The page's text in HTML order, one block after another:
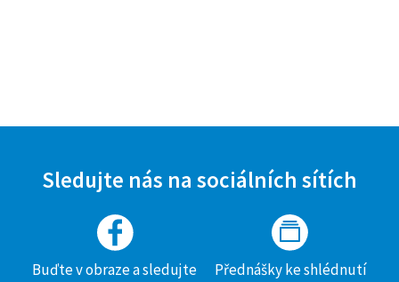
Sledujte nás na sociálních sítích
Buďte v obraze a sledujte
Přednášky ke shlédnutí